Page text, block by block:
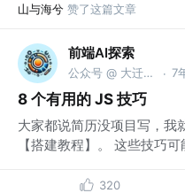
山与海兮 赞了这篇文章
前端AI探索
公众号 @ 大迁世界 · 7
8 个有用的 JS 技巧
大家都说简历没项目写，我
【搭建教程】。 这些技巧
320